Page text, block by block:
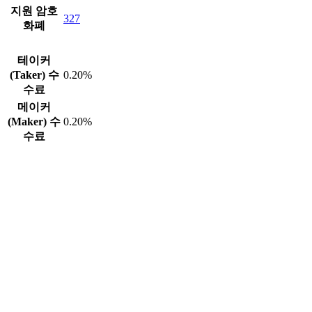
지원 암호
화폐
327
테이커
(Taker) 수
수료
0.20%
메이커
(Maker) 수
수료
0.20%